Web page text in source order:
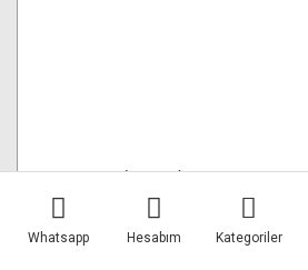
GDX BL-85 (85 cm) Balon Softbox
Whatsapp Hesabım Kategoriler